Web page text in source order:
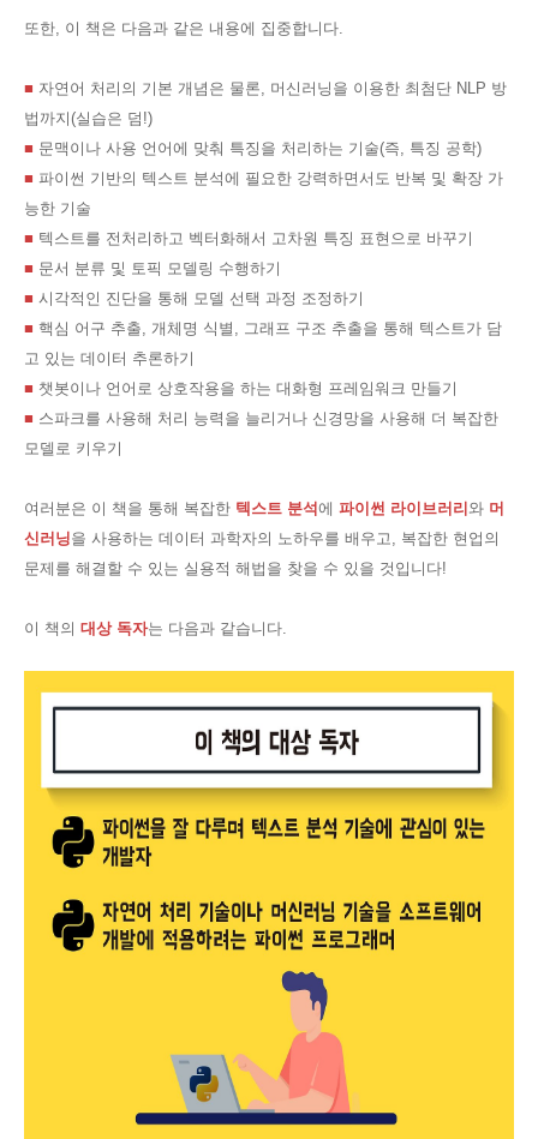
또한, 이 책은 다음과 같은 내용에 집중합니다.
■ 자연어 처리의 기본 개념은 물론, 머신러닝을 이용한 최첨단 NLP 방
법까지(실습은 덤!)
■ 문맥이나 사용 언어에 맞춰 특징을 처리하는 기술(즉, 특징 공학)
■ 파이썬 기반의 텍스트 분석에 필요한 강력하면서도 반복 및 확장 가
능한 기술
■ 텍스트를 전처리하고 벡터화해서 고차원 특징 표현으로 바꾸기
■ 문서 분류 및 토픽 모델링 수행하기
■ 시각적인 진단을 통해 모델 선택 과정 조정하기
■ 핵심 어구 추출, 개체명 식별, 그래프 구조 추출을 통해 텍스트가 담
고 있는 데이터 추론하기
■ 챗봇이나 언어로 상호작용을 하는 대화형 프레임워크 만들기
■ 스파크를 사용해 처리 능력을 늘리거나 신경망을 사용해 더 복잡한
모델로 키우기
여러분은 이 책을 통해 복잡한 텍스트 분석 에 파이썬 라이브러리 와 머
신러닝을 사용하는 데이터 과학자의 노하우를 배우고, 복잡한 현업의
문제를 해결할 수 있는 실용적 해법을 찾을 수 있을 것입니다!
이 책의 대상 독자는 다음과 같습니다.